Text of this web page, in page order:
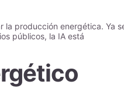
la producción energética. Ya
públicos, la IA está